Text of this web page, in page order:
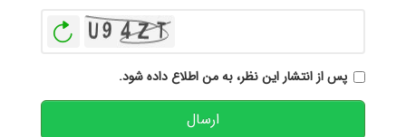
پس از انتشار این نظر، به من اطلاع داده شود.
ارسال